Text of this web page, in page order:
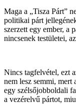
Maga a „Tisza Párt”
politikai párt
szerzett egy ember, a
nincsenek testületei,
Nincs tagfelvétel, ezt
nem lesz semmi,
egy szélsőjobboldali
a vezérelvű pártot,